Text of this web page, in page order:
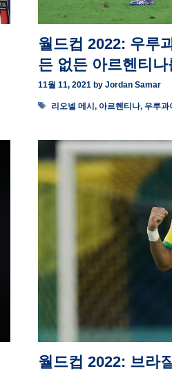
월드컵 2022: 우루
든 없든 아르헨티
11월 11, 2021 by Jordan Samar
Tags
리오넬 메시, 아르헨티나, 우루과
월드컵 2022: 브라